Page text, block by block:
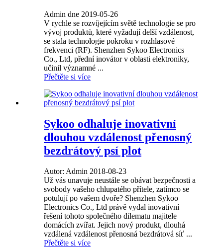
Admin dne 2019-05-26
V rychle se rozvíjejícím světě technologie se pro
vývoj produktů, které vyžadují delší vzdálenost,
se stala technologie pokroku v rozhlasové
frekvenci (RF). Shenzhen Sykoo Electronics
Co., Ltd, přední inovátor v oblasti elektroniky,
učinil významné ...
Přečtěte si více
Sykoo odhaluje inovativní
dlouhou vzdálenost přenosný
bezdrátový psí plot
Autor: Admin 2018-08-23
Už vás unavuje neustále se obávat bezpečnosti a
svobody vašeho chlupatého přítele, zatímco se
potulují po vašem dvoře? Shenzhen Sykoo
Electronics Co., Ltd právě vydal inovativní
řešení tohoto společného dilematu majitele
domácích zvířat. Jejich nový produkt, dlouhá
vzdálená vzdálenost přenosná bezdrátová síť ...
Přečtěte si více